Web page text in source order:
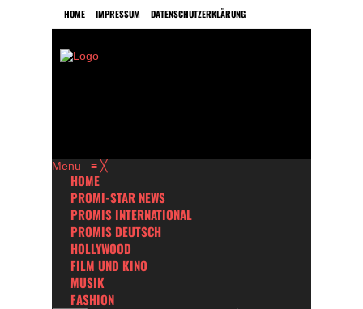
HOME IMPRESSUM DATENSCHUTZERKLÄRUNG
Menu ≡ ╳
HOME
PROMI-STAR NEWS
PROMIS INTERNATIONAL
PROMIS DEUTSCH
HOLLYWOOD
FILM UND KINO
MUSIK
FASHION